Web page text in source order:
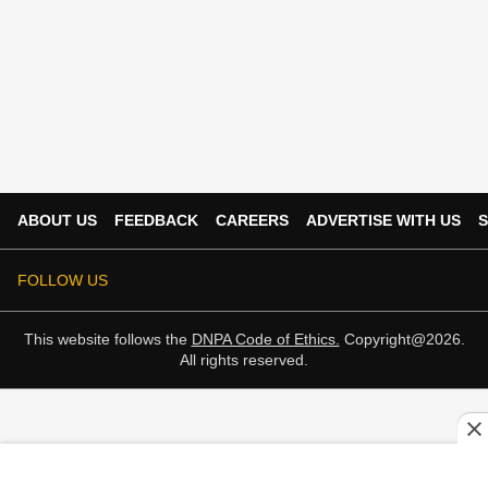
ABOUT US FEEDBACK CAREERS ADVERTISE WITH US
FOLLOW US
This website follows the DNPA Code of Ethics. Copyright@2026.
All rights reserved.